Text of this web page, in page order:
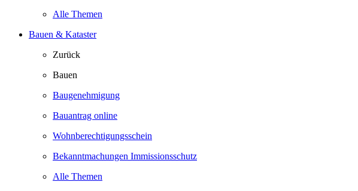
Alle Themen
Bauen & Kataster
Zurück
Bauen
Baugenehmigung
Bauantrag online
Wohnberechtigungsschein
Bekanntmachungen Immissionsschutz
Alle Themen